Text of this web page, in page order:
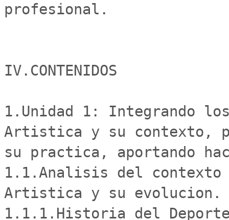
profesional.
IV.CONTENIDOS
1.Unidad 1: Integrando
Artistica y su contexto,
su practica, aportando
1.1.Analisis del contexto
Artistica y su evolucion.
1.1.1.Historia del